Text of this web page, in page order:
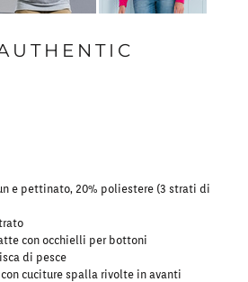
e pettinato, 20% poliestere (3 strati di
con occhielli per bottoni
di pesce
cuciture spalla rivolte in avanti